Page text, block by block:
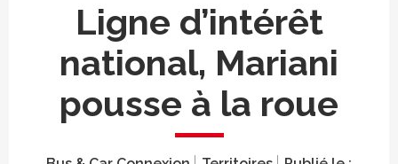
Ligne d’intérêt
national, Mariani
pousse à la roue